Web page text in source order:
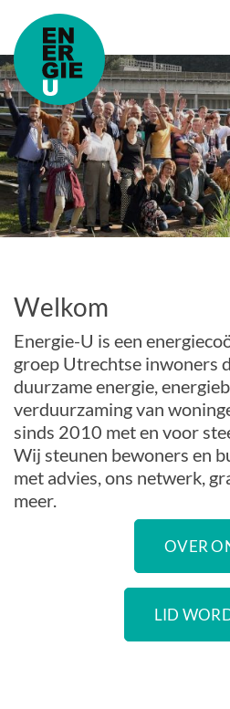
Welkom
Energie-U is een
groep Utrechtse inwoners
duurzame energie,
verduurzaming van
sinds 2010 met en voor
Wij steunen bewoners en
met advies, ons netwerk,
meer.
OVER
LID